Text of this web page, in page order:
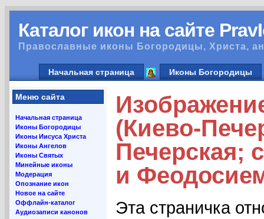
Каталог икон на сайте
Православные иконы Богородицы, Христа,
Начальная страница Иконы Богородицы
Меню сайта
Начальная страница
Иконы Богородицы
Иконы Иисуса Христа
Иконы Ангелов
Иконы Святых
Минейные иконы
Модерация
Опознание икон
Новое на сайте
Оффлайн-каталог
Аудиозаписи канонов
(Киево-
Печерская;
и
Эта страничка